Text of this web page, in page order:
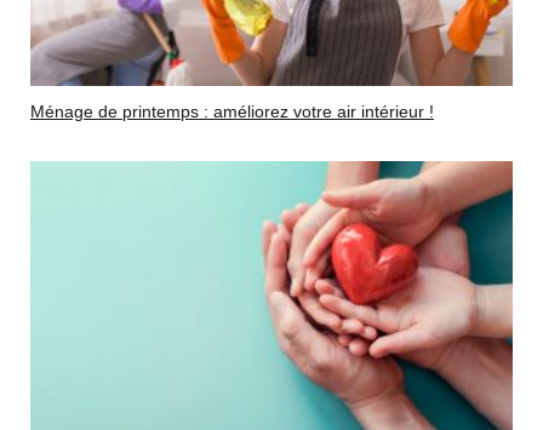
Ménage de printemps : améliorez votre air intérieur !